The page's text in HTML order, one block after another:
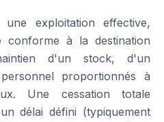
exploitation effective,
conforme à la destination
d'un stock, d'un
proportionnés à
Une cessation totale
délai défini (typiquement